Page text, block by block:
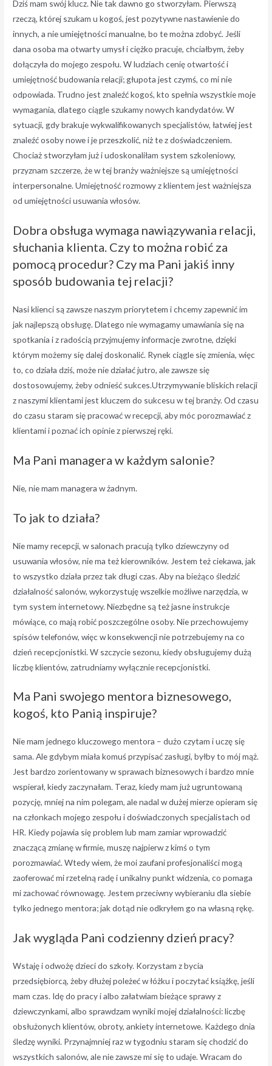
Dziś mam swój klucz. Nie tak dawno go stworzyłam. Pierwszą
rzeczą, której szukam u kogoś, jest pozytywne nastawienie do
innych, a nie umiejętności manualne, bo te można zdobyć. Jeśli
dana osoba ma otwarty umysł i ciężko pracuje, chciałbym, żeby
dołączyła do mojego zespołu. W ludziach cenię otwartość i
umiejętność budowania relacji; głupota jest czymś, co mi nie
odpowiada. Trudno jest znaleźć kogoś, kto spełnia wszystkie moje
wymagania, dlatego ciągle szukamy nowych kandydatów. W
sytuacji, gdy brakuje wykwalifikowanych specjalistów, łatwiej jest
znaleźć osoby nowe i je przeszkolić, niż te z doświadczeniem.
Chociaż stworzyłam już i udoskonaliłam system szkoleniowy,
przyznam szczerze, że w tej branży ważniejsze są umiejętności
interpersonalne. Umiejętność rozmowy z klientem jest ważniejsza
od umiejętności usuwania włosów.
Dobra obsługa wymaga nawiązywania relacji,
słuchania klienta. Czy to można robić za
pomocą procedur? Czy ma Pani jakiś inny
sposób budowania tej relacji?
Nasi klienci są zawsze naszym priorytetem i chcemy zapewnić im
jak najlepszą obsługę. Dlatego nie wymagamy umawiania się na
spotkania i z radością przyjmujemy informacje zwrotne, dzięki
którym możemy się dalej doskonalić. Rynek ciągle się zmienia, więc
to, co działa dziś, może nie działać jutro, ale zawsze się
dostosowujemy, żeby odnieść sukces.Utrzymywanie bliskich relacji
z naszymi klientami jest kluczem do sukcesu w tej branży. Od czasu
do czasu staram się pracować w recepcji, aby móc porozmawiać z
klientami i poznać ich opinie z pierwszej ręki.
Ma Pani managera w każdym salonie?
Nie, nie mam managera w żadnym.
To jak to działa?
Nie mamy recepcji, w salonach pracują tylko dziewczyny od
usuwania włosów, nie ma też kierowników. Jestem też ciekawa, jak
to wszystko działa przez tak długi czas. Aby na bieżąco śledzić
działalność salonów, wykorzystuję wszelkie możliwe narzędzia, w
tym system internetowy. Niezbędne są też jasne instrukcje
mówiące, co mają robić poszczególne osoby. Nie przechowujemy
spisów telefonów, więc w konsekwencji nie potrzebujemy na co
dzień recepcjonistki. W szczycie sezonu, kiedy obsługujemy dużą
liczbę klientów, zatrudniamy wyłącznie recepcjonistki.
Ma Pani swojego mentora biznesowego,
kogoś, kto Panią inspiruje?
Nie mam jednego kluczowego mentora – dużo czytam i uczę się
sama. Ale gdybym miała komuś przypisać zasługi, byłby to mój mąż.
Jest bardzo zorientowany w sprawach biznesowych i bardzo mnie
wspierał, kiedy zaczynałam. Teraz, kiedy mam już ugruntowaną
pozycję, mniej na nim polegam, ale nadal w dużej mierze opieram się
na członkach mojego zespołu i doświadczonych specjalistach od
HR. Kiedy pojawia się problem lub mam zamiar wprowadzić
znaczącą zmianę w firmie, muszę najpierw z kimś o tym
porozmawiać. Wtedy wiem, że moi zaufani profesjonaliści mogą
zaoferować mi rzetelną radę i unikalny punkt widzenia, co pomaga
mi zachować równowagę. Jestem przeciwny wybieraniu dla siebie
tylko jednego mentora; jak dotąd nie odkryłem go na własną rękę.
Jak wygląda Pani codzienny dzień pracy?
Wstaję i odwożę dzieci do szkoły. Korzystam z bycia
przedsiębiorcą, żeby dłużej poleżeć w łóżku i poczytać książkę, jeśli
mam czas. Idę do pracy i albo załatwiam bieżące sprawy z
dziewczynkami, albo sprawdzam wyniki mojej działalności: liczbę
obsłużonych klientów, obroty, ankiety internetowe. Każdego dnia
śledzę wyniki. Przynajmniej raz w tygodniu staram się chodzić do
wszystkich salonów, ale nie zawsze mi się to udaje. Wracam do